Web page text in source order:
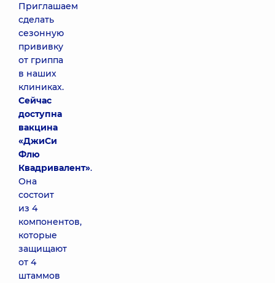
Приглашаем
сделать
сезонную
прививку
от гриппа
в наших
клиниках.
Сейчас
доступна
вакцина
«ДжиСи
Флю
Квадривалент».
Она
состоит
из 4
компонентов,
которые
защищают
от 4
штаммов